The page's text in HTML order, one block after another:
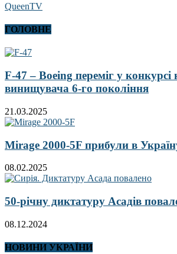
QueenTV
ГОЛОВНЕ
F-47 – Boeing переміг у конкурсі
винищувача 6-го покоління
21.03.2025
Mirage 2000-5F прибули в
08.02.2025
50-річну диктатуру Асадів
08.12.2024
НОВИНИ УКРАЇНИ